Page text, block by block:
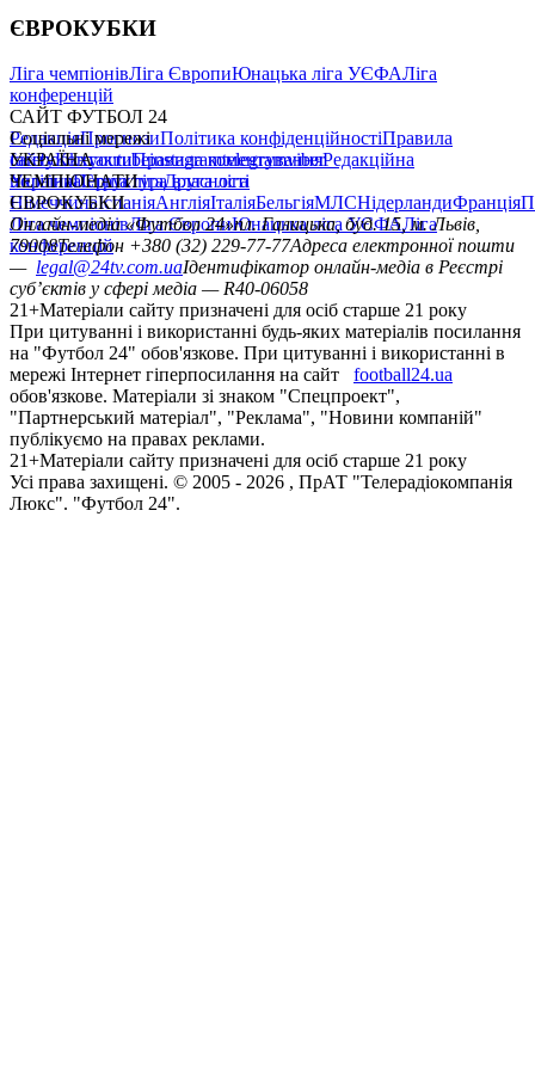
ЄВРОКУБКИ
Ліга чемпіонівЛіга ЄвропиЮнацька ліга УЄФАЛіга
конференцій
САЙТ ФУТБОЛ 24
РедакціяПрогнозиПолітика конфіденційностіПравила
сайтуКонтактиПравила коментуванняРедакційна
політикаСтруктура власності
Соціальні мережі
facebookxyoutubeinstagramtelegramviber
УКРАЇНА
УкраїнаПерша лігаДруга ліга
ЧЕМПІОНАТИ
НімеччинаІспаніяАнгліяІталіяБельгіяМЛСНідерландиФранція
ЄВРОКУБКИ
Ліга чемпіонівЛіга ЄвропиЮнацька ліга УЄФАЛіга
конференцій
Онлайн-медіа «Футбол 24»пл. Галицька, буд. 15, м. Львів,
79008Телефон +380 (32) 229-77-77Адреса електронної пошти
— legal@24tv.com.uaІдентифікатор онлайн-медіа в Реєстрі
суб’єктів у сфері медіа — R40-06058
21+Матеріали сайту призначені для осіб старше 21 року
При цитуванні і використанні будь-яких матеріалів посилання
на "Футбол 24" обов'язкове. При цитуванні і використанні в
мережі Інтернет гіперпосилання на сайт
football24.ua
обов'язкове. Матеріали зі знаком "Спецпроект",
"Партнерський матеріал", "Реклама", "Новини компаній"
публікуємо на правах реклами.
21+Матеріали сайту призначені для осіб старше 21 року
Усi права захищенi. © 2005 - 2026 , ПрАТ "Телерадіокомпанія
Люкс". "Футбол 24".